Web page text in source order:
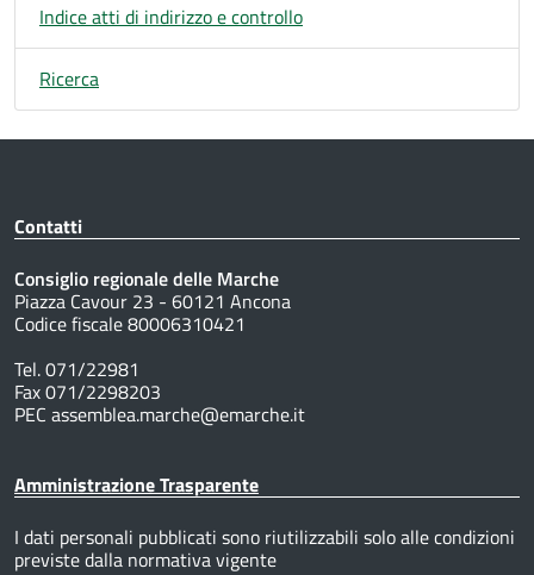
Indice atti di indirizzo e controllo
Ricerca
Contatti
Consiglio regionale delle Marche
Piazza Cavour 23 - 60121 Ancona
Codice fiscale 80006310421
Tel. 071/22981
Fax 071/2298203
PEC assemblea.marche@emarche.it
Amministrazione Trasparente
I dati personali pubblicati sono riutilizzabili solo alle condizioni
previste dalla normativa vigente